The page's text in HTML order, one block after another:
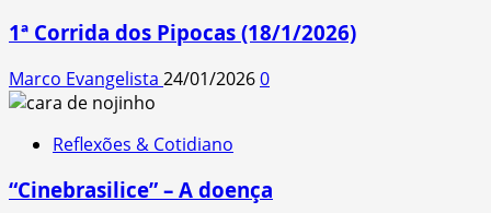
1ª Corrida dos Pipocas (18/1/2026)
Marco Evangelista 24/01/20260
Reflexões & Cotidiano
“Cinebrasilice” – A doença